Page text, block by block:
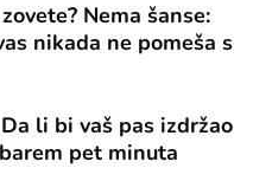
Nema šanse:
nikada ne pomeša s
li bi vaš pas izdržao
pet minuta